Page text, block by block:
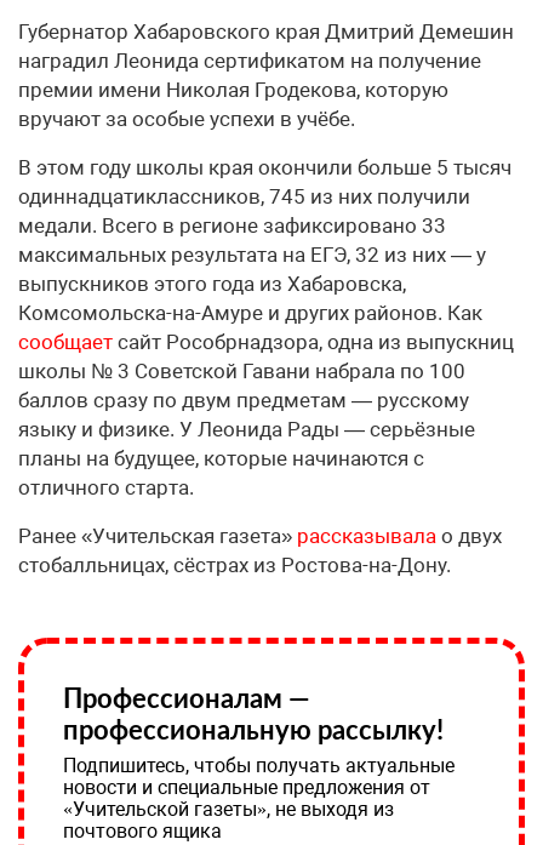
Губернатор Хабаровского края Дмитрий Демешин
наградил Леонида сертификатом на получение
премии имени Николая Гродекова, которую
вручают за особые успехи в учёбе.
В этом году школы края окончили больше 5 тысяч
одиннадцатиклассников, 745 из них получили
медали. Всего в регионе зафиксировано 33
максимальных результата на ЕГЭ, 32 из них — у
выпускников этого года из Хабаровска,
Комсомольска-на-Амуре и других районов. Как
сообщает сайт Рособрнадзора, одна из выпускниц
школы № 3 Советской Гавани набрала по 100
баллов сразу по двум предметам — русскому
языку и физике. У Леонида Рады — серьёзные
планы на будущее, которые начинаются с
отличного старта.
Ранее «Учительская газета» рассказывала о двух
стобалльницах, сёстрах из Ростова-на-Дону.
Профессионалам —
профессиональную рассылку!
Подпишитесь, чтобы получать актуальные
новости и специальные предложения от
«Учительской газеты», не выходя из
почтового ящика